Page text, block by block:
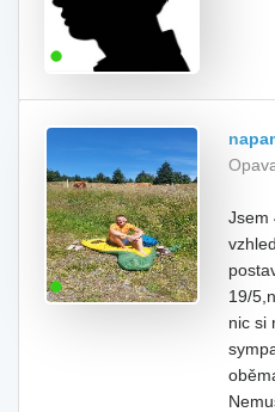
Jsem
19/
nic si